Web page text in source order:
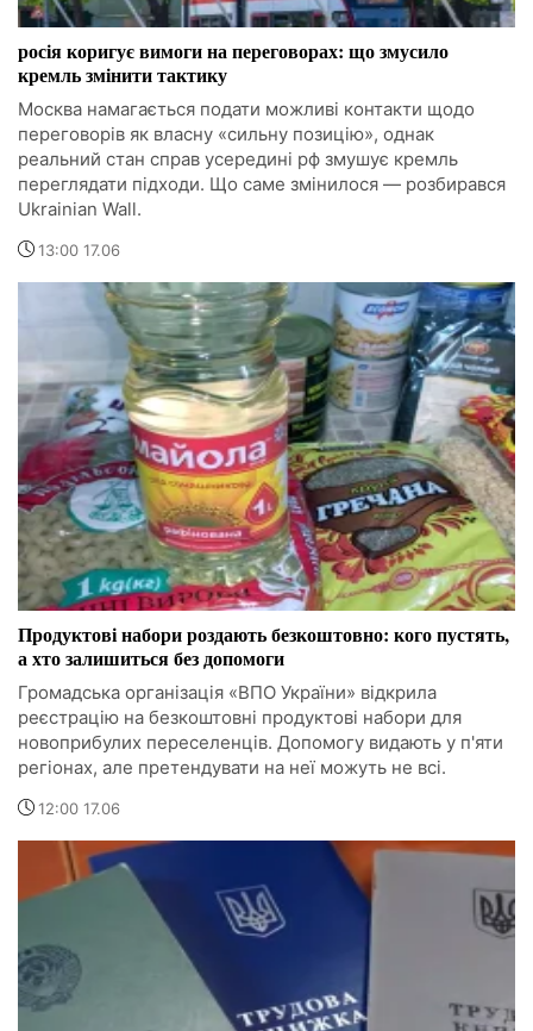
росія коригує вимоги на переговорах: що змусило
кремль змінити тактику
Москва намагається подати можливі контакти щодо
переговорів як власну «сильну позицію», однак
реальний стан справ усередині рф змушує кремль
переглядати підходи. Що саме змінилося — розбирався
Ukrainian Wall.
13:00 17.06
Продуктові набори роздають безкоштовно: кого пустять,
а хто залишиться без допомоги
Громадська організація «ВПО України» відкрила
реєстрацію на безкоштовні продуктові набори для
новоприбулих переселенців. Допомогу видають у п'яти
регіонах, але претендувати на неї можуть не всі.
12:00 17.06